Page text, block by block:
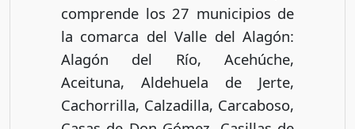
comprende los 27 municipios de
la comarca del Valle del Alagón:
Alagón del Río, Acehúche,
Aceituna, Aldehuela de Jerte,
Cachorrilla, Calzadilla, Carcaboso,